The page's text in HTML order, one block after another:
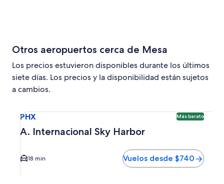
Otros aeropuertos cerca de Mesa
Los precios estuvieron disponibles durante los últimos
siete días. Los precios y la disponibilidad están sujetos
a cambios.
PHX Más barato
A. Internacional Sky Harbor
18 min Vuelos desde $740